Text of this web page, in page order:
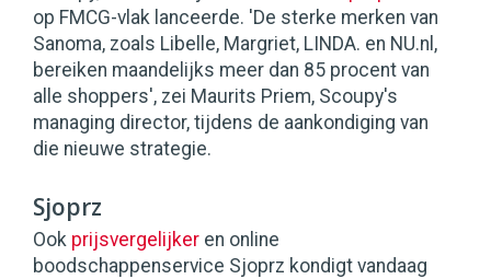
op FMCG-vlak lanceerde. 'De sterke merken van
Sanoma, zoals Libelle, Margriet, LINDA. en NU.nl,
bereiken maandelijks meer dan 85 procent van
alle shoppers', zei Maurits Priem, Scoupy's
managing director, tijdens de aankondiging van
die nieuwe strategie.
Sjoprz
Ook prijsvergelijker en online
boodschappenservice Sjoprz kondigt vandaag